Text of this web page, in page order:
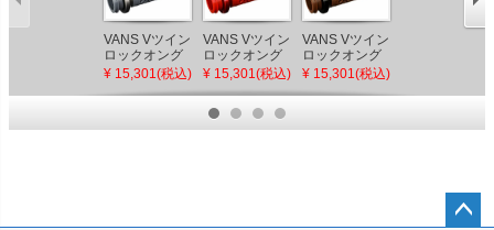
VANS Vツイン
ロックオング
リップ 電子制
ODI
¥ 15,301(税込)
VANS Vツイン
ロックオング
リップ 電子制
¥ 15,301(税込)
VANS Vツイン
ロックオング
リップ 電子制
¥ 15,301(税込)
ー ブラック